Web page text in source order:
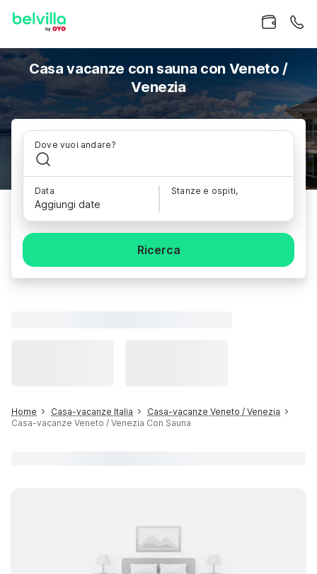
Casa vacanze con sauna con Veneto /
Venezia
Dove vuoi andare?
Data
Aggiungi date
Stanze e ospiti,
Ricerca
Home Casa-vacanze Italia
Casa-vacanze Veneto / Venezia
Casa-vacanze Veneto / Venezia Con Sauna